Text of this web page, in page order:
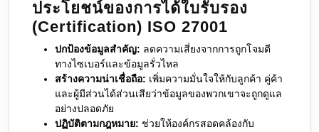
ประโยชน์ของการได้ใบรับรอง
(Certification) ISO 27001
ปกป้องข้อมูลสำคัญ: ลดความเสี่ยงจากการถูกโจมตี
ทางไซเบอร์และข้อมูลรั่วไหล
สร้างความน่าเชื่อถือ: เพิ่มความมั่นใจให้กับลูกค้า คู่ค้า
และผู้มีส่วนได้ส่วนเสียว่าข้อมูลของพวกเขาจะถูกดูแล
อย่างปลอดภัย
ปฏิบัติตามกฎหมาย: ช่วยให้องค์กรสอดคล้องกับ